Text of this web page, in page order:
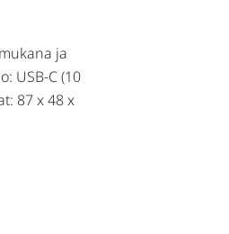
ja
USB-C (10
87 x 48 x